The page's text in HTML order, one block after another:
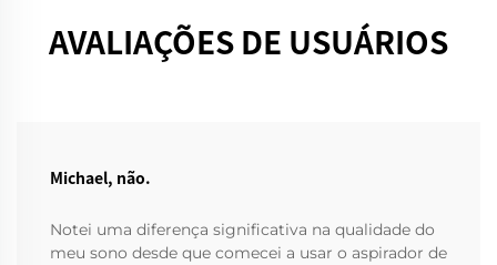
AVALIAÇÕES DE USUÁRIOS
Michael, não.
Notei uma diferença significativa na qualidade do
meu sono desde que comecei a usar o aspirador de